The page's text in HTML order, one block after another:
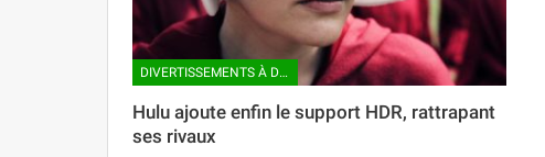
DIVERTISSEMENTS À DOMICILE
Hulu ajoute enfin le support HDR, rattrapant
ses rivaux